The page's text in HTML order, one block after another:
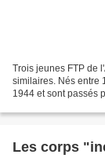
Trois jeunes FTP de
similaires. Nés entre
1944 et sont passés
Les corps